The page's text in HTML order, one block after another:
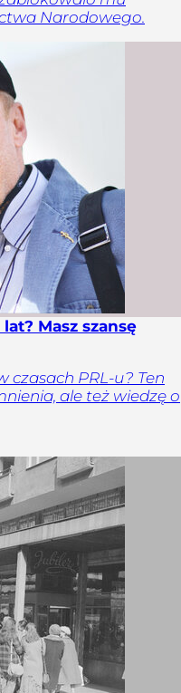
Narodowego.
Masz szansę
czasach PRL-u? Ten
ale też wiedzę o